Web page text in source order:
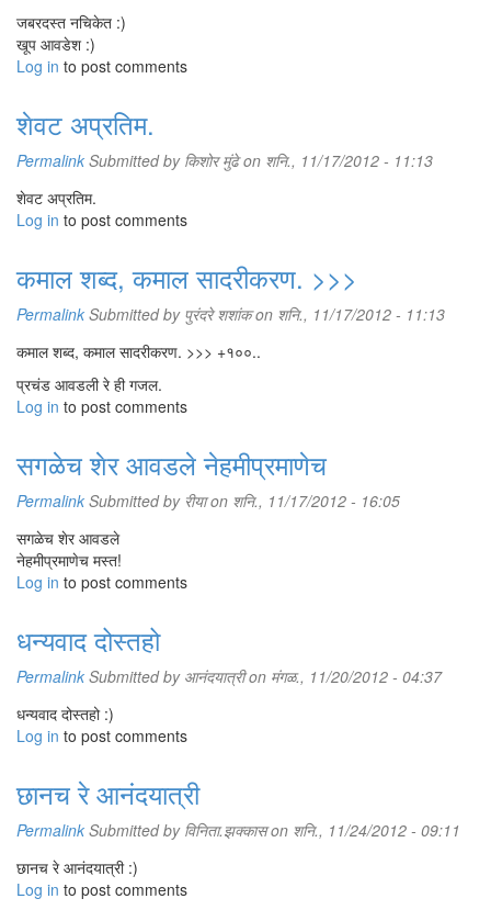
जबरदस्त नचिकेत :)
खूप आवडेश :)
Log in to post comments
शेवट अप्रतिम.
Permalink Submitted by किशोर मुंढेon शनि., 11/17/2012 - 11:13
शेवट अप्रतिम.
Log in to post comments
कमाल शब्द, कमाल सादरीकरण. >>>
Permalink Submitted by पुरंदरे शशांकon शनि., 11/17/2012 - 11:13
कमाल शब्द, कमाल सादरीकरण. >>> +१००..
प्रचंड आवडली रे ही गजल.
Log in to post comments
सगळेच शेर आवडले नेहमीप्रमाणेच
Permalink Submitted by रीयाon शनि., 11/17/2012 - 16:05
सगळेच शेर आवडले
नेहमीप्रमाणेच मस्त!
Log in to post comments
धन्यवाद दोस्तहो
Permalink Submitted by आनंदयात्रीon मंगळ., 11/20/2012 - 04:37
धन्यवाद दोस्तहो :)
Log in to post comments
छानच रे आनंदयात्री
Permalink Submitted by विनिता.झक्कासon शनि., 11/24/2012 - 09:11
छानच रे आनंदयात्री :)
Log in to post comments